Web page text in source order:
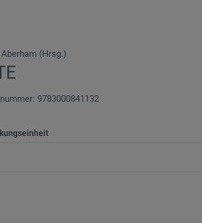
(Hrsg.)
9783000841132